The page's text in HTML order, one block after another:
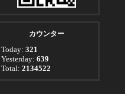
カウンター
Today: 321
Yesterday: 639
Total: 2134522